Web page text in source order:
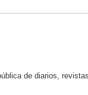
de diarios,